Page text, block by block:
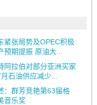
紧张局势及OPEC积极
预期提振 原油大...
阿拉伯对部分亚洲买家
石油供应减少...
：群芳竞艳第63届格
音乐奖